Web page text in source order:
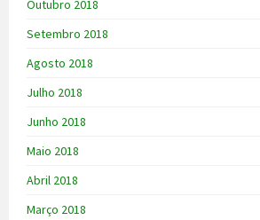
Outubro 2018
Setembro 2018
Agosto 2018
Julho 2018
Junho 2018
Maio 2018
Abril 2018
Março 2018